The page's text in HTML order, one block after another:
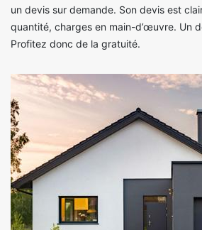
un devis sur demande. Son devis est
quantité, charges en main-d’œuvre. Un
Profitez donc de la gratuité.